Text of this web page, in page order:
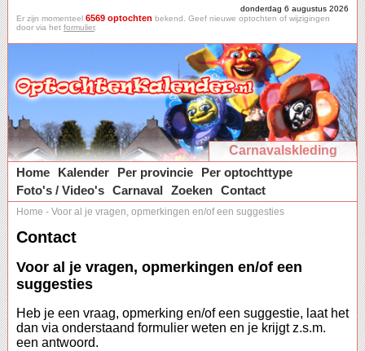
donderdag 6 augustus 2026
Er zijn momenteel 6569 optochten bekend. Geef nieuwe optochten of wijzigingen
door via het formulier.
Carnavalskleding
Home
Kalender Per provincie
Per optochttype
Foto's / Video's Carnaval Zoeken Contact
Home - Voor al je vragen, opmerkingen en/of een suggesties
Contact
Voor al je vragen, opmerkingen en/of een
suggesties
Heb je een vraag, opmerking en/of een suggestie, laat het
dan via onderstaand formulier weten en je krijgt z.s.m.
een antwoord.